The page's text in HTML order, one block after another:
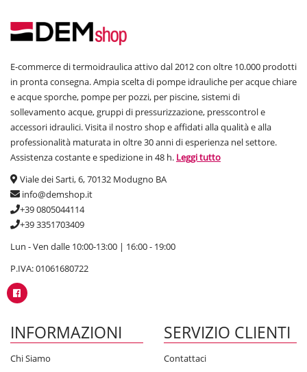
E-commerce di termoidraulica attivo dal 2012 con oltre 10.000 prodotti
in pronta consegna. Ampia scelta di pompe idrauliche per acque chiare
e acque sporche, pompe per pozzi, per piscine, sistemi di
sollevamento acque, gruppi di pressurizzazione, presscontrol e
accessori idraulici. Visita il nostro shop e affidati alla qualità e alla
professionalità maturata in oltre 30 anni di esperienza nel settore.
Assistenza costante e spedizione in 48 h. Leggi tutto
Viale dei Sarti, 6, 70132 Modugno BA
info@demshop.it
+39 0805044114
+39 3351703409
Lun - Ven dalle 10:00-13:00 | 16:00 - 19:00
P.IVA: 01061680722
INFORMAZIONI
Chi Siamo
SERVIZIO CLIENTI
Contattaci